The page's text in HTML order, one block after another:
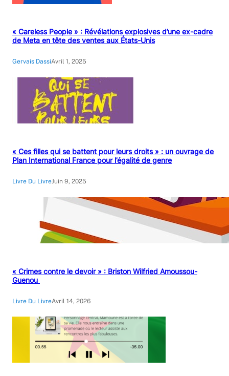
« Careless People » : Révélations explosives d’une ex-cadre
de Meta en tête des ventes aux États-Unis
Gervais DassiAvril 1, 2025
« Ces filles qui se battent pour leurs droits » : un ouvrage de
Plan International France pour l’égalité de genre
Livre Du LivreJuin 9, 2025
« Crimes contre le devoir » : Briston Wilfried Amoussou-
Guenou
Livre Du LivreAvril 14, 2026